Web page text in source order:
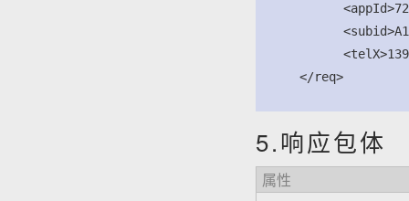
      </req>
5.响应包体
属性